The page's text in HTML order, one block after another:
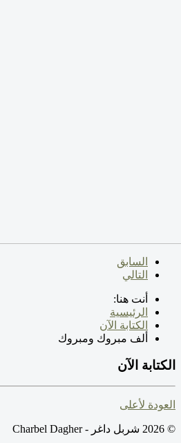
السابق
التالي
أنت هنا:
الرئيسية
الكتابة الآن
ألف مبروك ومبروك
الكتابة الآن
العودة لأعلى
© 2026 شربل داغر - Charbel Dagher